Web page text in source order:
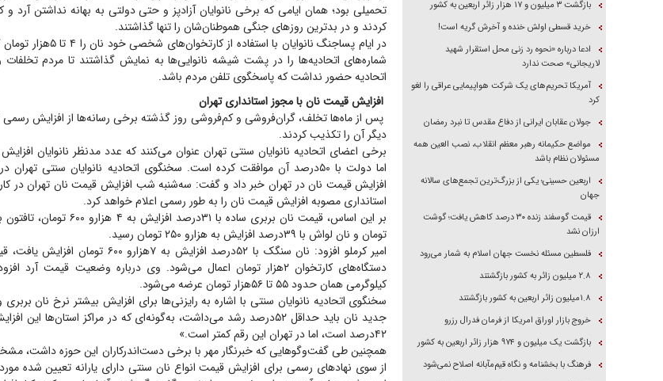
تحمیلی بود؛ همان ایامی که برخی نانوایان آزادپز و حتی دولتی به بهانه نداشتن آرد و
کردند و در بدترین روز‌های جنگی هموطنان‌شان را تنها گذاشتند.
در ایام پساجنگ نانوایان با
شماره‌های اتحادیه‌ها را در پشت شیشه نانوایی‌ها به نمایش گذاشتند تا مردم
اتحادیه حضور نداشت که پاسخگوی تلفن مردم باشد.
افزایش قیمت نان با مجوز استانداری تهران
پس از ماه‌ها تخلف، گران‌فروشی و کم‌فروشی روز گذشته برخی رسانه‌ها از افزایش
دیگر آن را تکذیب کردند.
اما دولت با ۵۰‌درصد آن موافقت کرده است. سخنگوی اتحادیه نانوایان سنتی
افزایش قیمت نان در تهران خبر داد و گفت: سه‌شنبه شب افزایش قیمت نان تهران در
استانداری مصوبه افزایش قیمت نان را به طور رسمی اعلام خواهد کرد.
تومان و نان لواش با ۳۹‌درصد افزایش به هزارو ۲۵۰ تومان رسید.
امیر کرملو افزود: نان سنگک با ۵۲‌درصد افزایش
کیلوگرمی همان حدود ۵۵ تا ۵۶‌هزار تومان عرضه می‌شود.
سخنگوی اتحادیه نانوایان سنتی با اشاره به رایزنی‌ها برای افزایش بیشتر نرخ نان
۴۲‌درصد است، اما در تهران این رقم کمتر است.»
همچنین طی گفت‌و‌گو‌هایی که خبرنگار مهر با برخی دست‌اندرکاران این حوزه
از سوی نهاد‌های رسمی برای افزایش قیمت انواع نان سنتی دارای یارانه تعیین شده مورد
بازگشت ۳ میلیون و ۱۷ هزار زائر اربعین به کشور
خرید قسطی اولش خنده و آخرش گریه است!
ادعا درباره «نحوه رد زنی محل استقرار شهید
لاریجانی» صحت ندارد
آمریکا تحریم‌های یک شرکت هواپیمایی عراقی را لغو
کرد
جولان عقابان ایرانی از دفاع مقدس تا نبرد رمضان
مواضع حکیمانه رهبر معظم انقلاب، نصب العین همه
مسئولان نظام باشد
اربعین حسینی؛ یکی از بزرگ‌ترین تجمع‌های سالانه
جهان
قیمت گوسفند زنده ۳۰ درصد کاهش یافت؛ گوشت
ارزان نشد
فلسطین مسئله نخست جهان اسلام به شمار می‌رود
۲.۸ میلیون زائر به کشور بازگشتند
۱.۸میلیون زائر اربعین به کشور بازگشتند
خروج بازار اوراق امریکا از فرمان فدرال رزرو
بازگشت یک میلیون و ۹۷۴ هزار زائر اربعین به کشور
فرهنگ با بخشنامه و نگاه قیم‌مآبانه اصلاح نمی‌شود